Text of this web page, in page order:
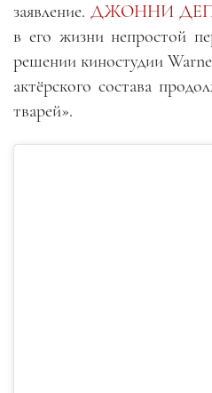
заявление.ДЖОННИ
в его жизни непростой
решении киностудии
актёрского состава
тварей».